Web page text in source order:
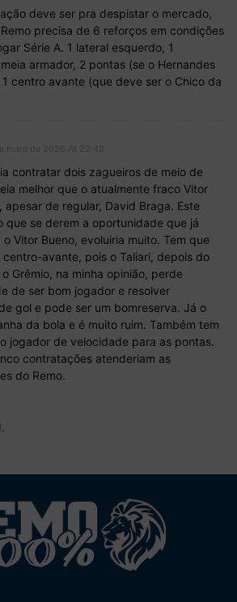
deve ser pra despistar o mercado,
precisa de 6 reforços em condições
Série A. 1 lateral esquerdo, 1
armador, 2 pontas (se o Hernandes
centro avante (que deve ser o Chico da
contratar dois zagueiros de meio de
melhor que o atualmente fraco Vitor
apesar de regular, David Braga. Este
que se derem a oportunidade que já
Vitor Bueno, evoluiria muito. Tem que
avante, pois o Taliari, depois do
Grêmio, na minha opinião, perde
de ser bom jogador e resolver
gol e pode ser um bomreserva. Já o
da bola e é muito ruim. Também tem
jogador de velocidade para as pontas.
contratações atenderiam as
do Remo.